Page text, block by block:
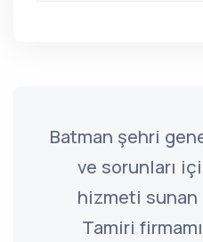
Batman şehri
ve sorunları
hizmeti sunan
Tamiri